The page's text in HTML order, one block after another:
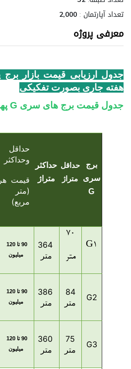
تعداد آپارتمان : 2,000
معرفی پروژه
هفته جاری بصورت تفکیکی
جدول قیمت برج های سری G پهنه B
برج
سری
G
حداقل
متراژ
حداکثر
متراژ
حداقل
وحداکثر
قیمت هر
(متر
مربع)
G1
70
متر
364
متر
90 تا 120
میلیون
G2
84
متر
386
متر
90 تا 120
میلیون
G3
75
متر
360
متر
90 تا 120
میلیون